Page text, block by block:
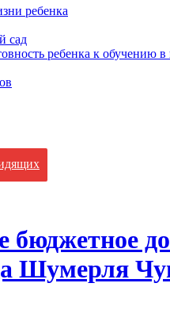
ребенка
сад
ребенка к обучению
Шумерля